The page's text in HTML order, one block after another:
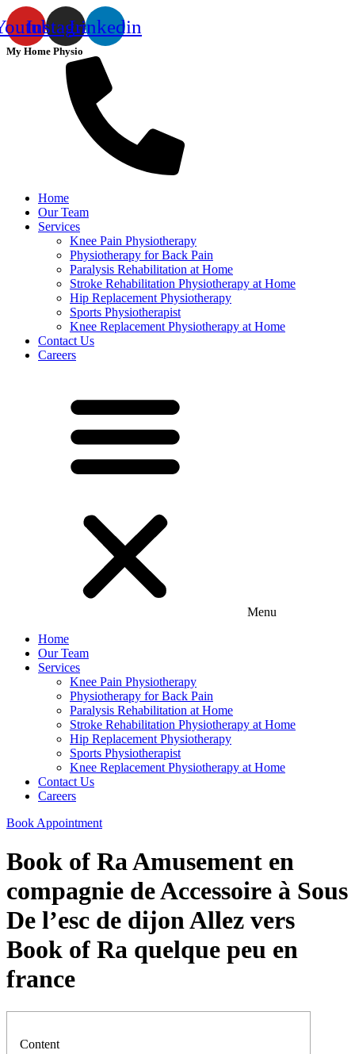
InstagramLinkedin
My Home Physio
Home
Our Team
Services
Knee Pain Physiotherapy
Physiotherapy for Back Pain
Paralysis Rehabilitation at Home
Stroke Rehabilitation Physiotherapy at Home
Hip Replacement Physiotherapy
Sports Physiotherapist
Knee Replacement Physiotherapy at Home
Contact Us
Careers
Menu
Home
Our Team
Services
Knee Pain Physiotherapy
Physiotherapy for Back Pain
Paralysis Rehabilitation at Home
Stroke Rehabilitation Physiotherapy at Home
Hip Replacement Physiotherapy
Sports Physiotherapist
Knee Replacement Physiotherapy at Home
Contact Us
Careers
Book Appointment
Book of Ra Amusement en
compagnie de Accessoire à Sous
De l’esc de dijon Allez vers
Book of Ra quelque peu en
france
Content